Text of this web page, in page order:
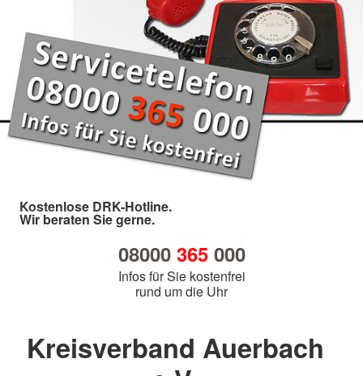
Kostenlose DRK-Hotline.
Wir beraten Sie gerne.
08000 365000
Infos für Sie kostenfrei
rund um die Uhr
Kreisverband Auerbach